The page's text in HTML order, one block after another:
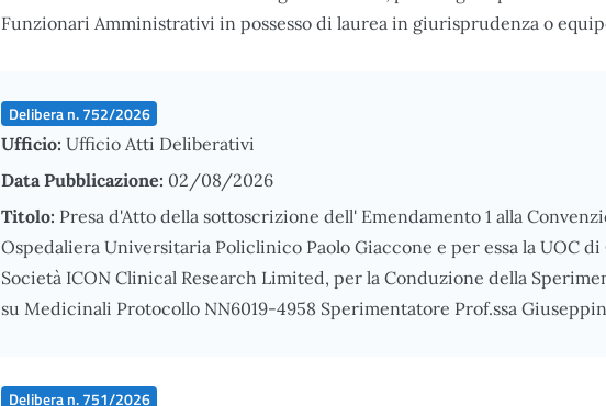
Funzionari Amministrativi in possesso di laurea in giurisprudenza o
Delibera n. 752/2026
Ufficio: Ufficio Atti Deliberativi
Data Pubblicazione: 02/08/2026
Titolo: Presa d'Atto della sottoscrizione dell' Emendamento 1 alla
Ospedaliera Universitaria Policlinico Paolo Giaccone e per essa la UOC di
Società ICON Clinical Research Limited, per la Conduzione della
su Medicinali Protocollo NN6019-4958 Sperimentatore Prof.ssa
Delibera n. 751/2026